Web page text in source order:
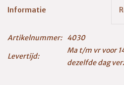
Informatie
Artikelnummer: 4030
Levertijd:
Ma t/m vr voor
dezelfde dag